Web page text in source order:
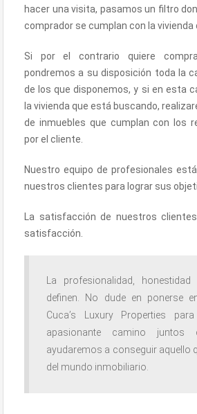
hacer una visita, pasamos un filtro
comprador se cumplan con la vivienda
Si por el contrario quiere
pondremos a su disposición toda la
de los que disponemos, y si en esta
la vivienda que está buscando,
de inmuebles que cumplan con los
por el cliente.
Nuestro equipo de profesionales
nuestros clientes para lograr sus
La satisfacción de nuestros
satisfacción.
La profesionalidad,
definen. No dude en ponerse
Cuca’s Luxury Properties
apasionante camino
ayudaremos a conseguir aquello
del mundo inmobiliario.